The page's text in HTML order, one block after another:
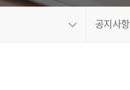
채용정보
관련사이트
공지사항